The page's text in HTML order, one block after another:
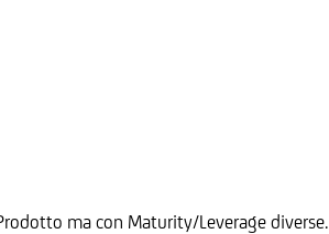
ma con Maturity/Leverage diverse.